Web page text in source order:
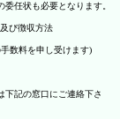
任状も必要となります。
び徴収方法
数料を申し受けます)
下記の窓口にご連絡下さ